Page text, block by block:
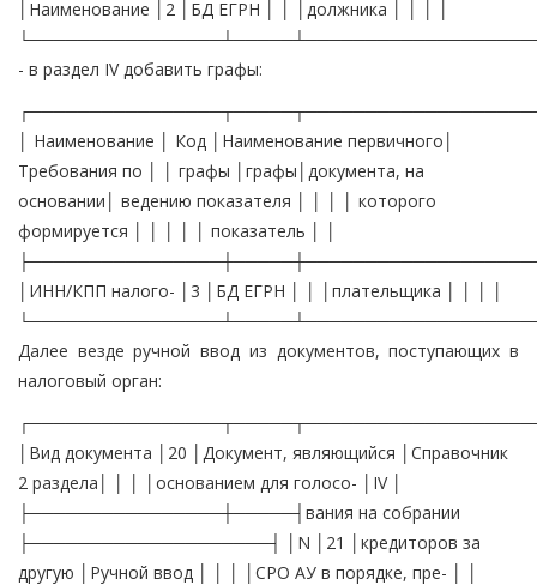
│Наименование │2 │БД ЕГРН │ │ │должника │ │ │ │
- в раздел IV добавить графы:
│ Наименование │ Код │Наименование первичного│
Требования по │ │ графы │графы│документа, на
основании│ ведению показателя │ │ │ │ которого
формируется │ │ │ │ │ показатель │ │
│ИНН/КПП налого- │3 │БД ЕГРН │ │ │плательщика │ │ │ │
Далее везде ручной ввод из документов, поступающих в
налоговый орган:
│Вид документа │20 │Документ, являющийся │Справочник
2 раздела│ │ │ │основанием для голосо- │IV │
├────────────────┼─────┤вания на собрании
├────────────────────┤ │N │21 │кредиторов за
другую │Ручной ввод │ │ │ │СРО АУ в порядке, пре- │ │